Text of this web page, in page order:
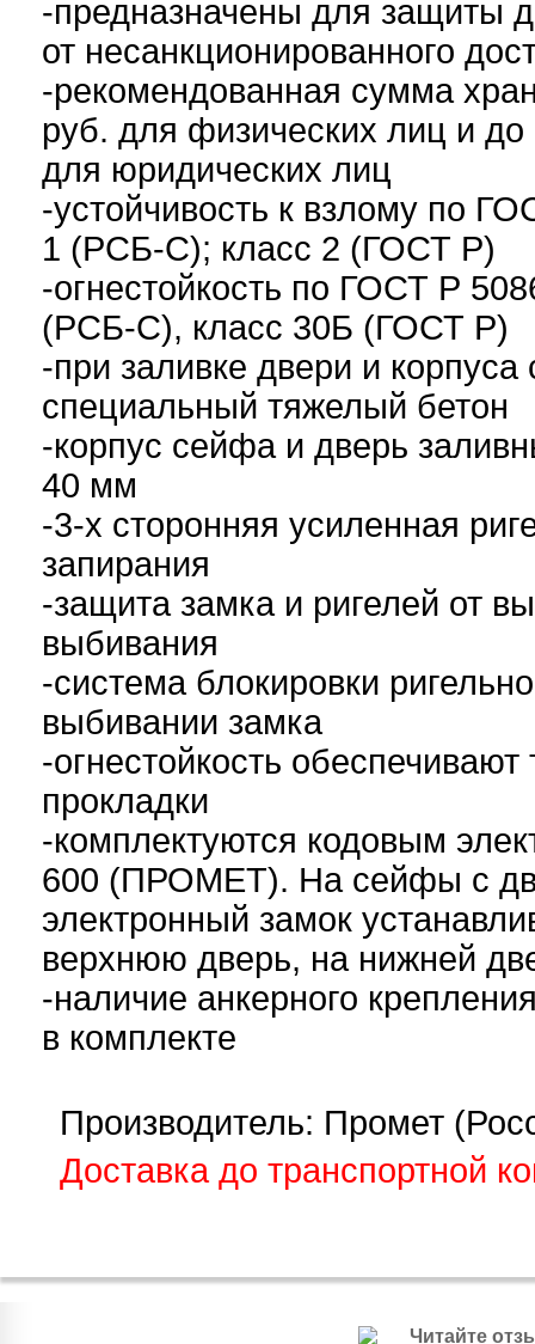
-предназначены для защиты
от несанкционированного
-рекомендованная сумма
руб. для физических лиц и
для юридических лиц
-устойчивость к взлому по
1 (РСБ-С); класс 2 (ГОСТ Р)
-огнестойкость по ГОСТ Р
(РСБ-С), класс 30Б (ГОСТ Р)
-при заливке двери и
специальный тяжелый бетон
-корпус сейфа и дверь
40 мм
-3-х сторонняя усиленная
запирания
-защита замка и ригелей от
выбивания
-система блокировки
выбивании замка
-огнестойкость
прокладки
-комплектуются кодовым
600 (ПРОМЕТ). На сейфы с
электронный замок
верхнюю дверь, на нижней
-наличие анкерного
в комплекте
Производитель: Промет
Доставка до транспортной